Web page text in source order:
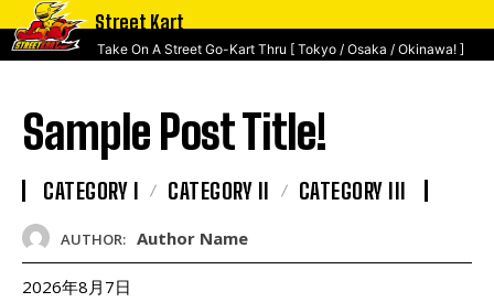
Street Kart
Take On A Street Go-Kart Thru [ Tokyo / Osaka / Okinawa! ]
Sample Post Title!
CATEGORY I CATEGORY II CATEGORY III
AUTHOR: Author Name
2026年8月7日